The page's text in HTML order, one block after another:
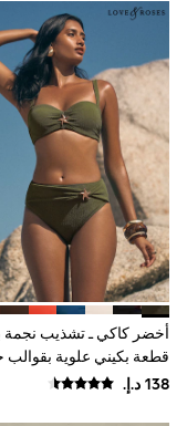
Smiggle
Vans
Eastpak
& Backpacks
Caps
Belts
Jumpers
Polo Shirts
& Swimwear
T-Shirts
& Backpacks
Lunchboxes
Caps
Bags
Blouses
Shirts
Polo Shirts
GIRLS
أخضر كاكي ـ تشذيب نجمة
قطعة بكيني علوية بقوالب
صدر من Love & Roses